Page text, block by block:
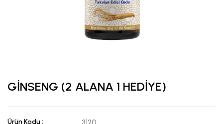
GİNSENG (2 ALANA 1 HEDİYE)
Ürün Kodu :